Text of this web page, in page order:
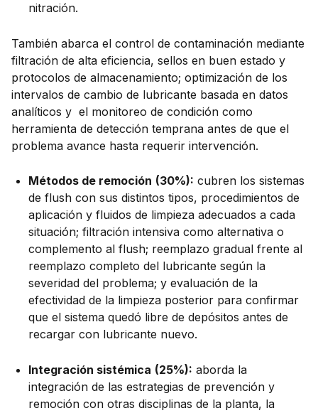
nitración.
También abarca el control de contaminación mediante
filtración de alta eficiencia, sellos en buen estado y
protocolos de almacenamiento; optimización de los
intervalos de cambio de lubricante basada en datos
analíticos y el monitoreo de condición como
herramienta de detección temprana antes de que el
problema avance hasta requerir intervención.
Métodos de remoción (30%): cubren los sistemas
de flush con sus distintos tipos, procedimientos de
aplicación y fluidos de limpieza adecuados a cada
situación; filtración intensiva como alternativa o
complemento al flush; reemplazo gradual frente al
reemplazo completo del lubricante según la
severidad del problema; y evaluación de la
efectividad de la limpieza posterior para confirmar
que el sistema quedó libre de depósitos antes de
recargar con lubricante nuevo.
Integración sistémica (25%): aborda la
integración de las estrategias de prevención y
remoción con otras disciplinas de la planta, la